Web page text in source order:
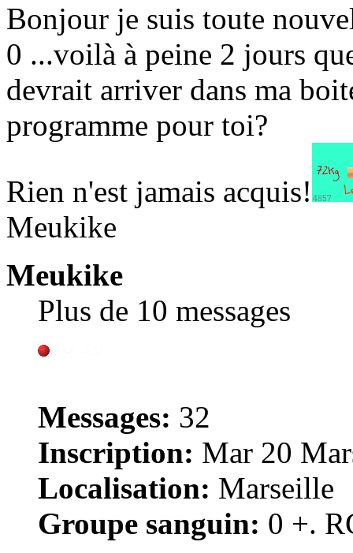
Bonjour je suis toute
0 ...voilà à peine 2 jours
devrait arriver dans ma
programme pour toi?
Rien n'est jamais acquis!
Meukike
Meukike
Plus de 10 messages
Messages: 32
Inscription: Mar 20
Localisation: Marseille
Groupe sanguin: 0 +.